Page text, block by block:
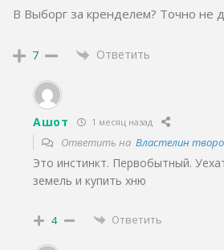
В Выборг за кренделем? Точно не
7 Ответить
Ашот 1 месяц назад
Ответить на Властелин
Это инстинкт. Первобытный.
земель и купить хню
4 Ответить